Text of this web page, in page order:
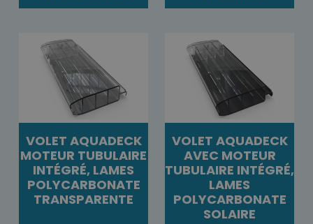
VOLET AQUADECK
MOTEUR TUBULAIRE
INTÉGRÉ, LAMES
POLYCARBONATE
TRANSPARENTE
VOLET AQUADECK
AVEC MOTEUR
TUBULAIRE INTÉGRÉ,
LAMES
POLYCARBONATE
SOLAIRE